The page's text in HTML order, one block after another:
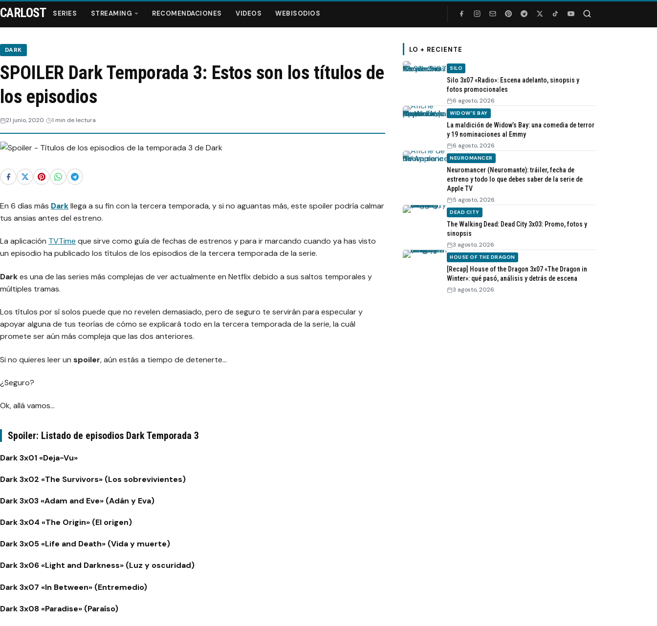
Series
Streaming
Videos
Webisodios
CARLOST SERIES STREAMING RECOMENDACIONES VIDEOS WEBISODIOS
DARK
SPOILER Dark Temporada 3: Estos son los títulos de
los episodios
21 junio, 2020 1 min de lectura
En 6 días más Darkllega a su fin con la tercera temporada, y si no aguantas más, este spoiler podría calmar
tus ansias antes del estreno.
La aplicación TVTime que sirve como guía de fechas de estrenos y para ir marcando cuando ya has visto
un episodio ha publicado los títulos de los episodios de la tercera temporada de la serie.
Darkes una de las series más complejas de ver actualmente en Netflix debido a sus saltos temporales y
múltiples tramas.
Los títulos por sí solos puede que no revelen demasiado, pero de seguro te servirán para especular y
apoyar alguna de tus teorías de cómo se explicará todo en la tercera temporada de la serie, la cuál
promete ser aún más compleja que las dos anteriores.
Si no quieres leer un spoiler, aún estás a tiempo de detenerte…
¿Seguro?
Ok, allá vamos…
Spoiler: Listado de episodios Dark Temporada 3
Dark 3x01 «Deja-Vu»
Dark 3x02 «The Survivors» (Los sobrevivientes)
Dark 3x03 «Adam and Eve» (Adán y Eva)
Dark 3x04 «The Origin» (El origen)
Dark 3x05 «Life and Death» (Vida y muerte)
Dark 3x06 «Light and Darkness» (Luz y oscuridad)
Dark 3x07 «In Between» (Entremedio)
Dark 3x08 «Paradise» (Paraíso)
LO + RECIENTE
SILO
Silo 3x07 «Radio»: Escena adelanto, sinopsis y
fotos promocionales
6 agosto, 2026
WIDOW'S BAY
La maldición de Widow’s Bay: una comedia de terror
y 19 nominaciones al Emmy
6 agosto, 2026
NEUROMANCER
Neuromancer (Neuromante): tráiler, fecha de
estreno y todo lo que debes saber de la serie de
Apple TV
5 agosto, 2026
DEAD CITY
The Walking Dead: Dead City 3x03: Promo, fotos y
sinopsis
3 agosto, 2026
HOUSE OF THE DRAGON
[Recap] House of the Dragon 3x07 «The Dragon in
Winter»: qué pasó, análisis y detrás de escena
3 agosto, 2026